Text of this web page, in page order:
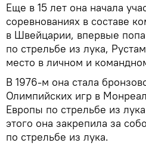
Еще в 15 лет она начала
соревнованиях в составе
в Швейцарии, впервые
по стрельбе из лука,
место в личном и
В 1976-м она стала
Олимпийских игр в
Европы по стрельбе из
этого она закрепила за
по стрельбе из лука.